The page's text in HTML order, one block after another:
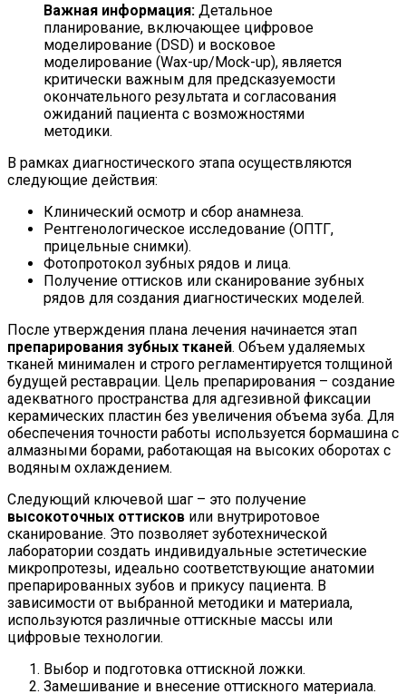
Важная информация: Детальное
планирование, включающее цифровое
моделирование (DSD) и восковое
моделирование (Wax-up/Mock-up), является
критически важным для предсказуемости
окончательного результата и согласования
ожиданий пациента с возможностями
методики.
В рамках диагностического этапа осуществляются
следующие действия:
Клинический осмотр и сбор анамнеза.
Рентгенологическое исследование (ОПТГ,
прицельные снимки).
Фотопротокол зубных рядов и лица.
Получение оттисков или сканирование зубных
рядов для создания диагностических моделей.
После утверждения плана лечения начинается этап
препарирования зубных тканей. Объем удаляемых
тканей минимален и строго регламентируется толщиной
будущей реставрации. Цель препарирования – создание
адекватного пространства для адгезивной фиксации
керамических пластин без увеличения объема зуба. Для
обеспечения точности работы используется бормашина с
алмазными борами, работающая на высоких оборотах с
водяным охлаждением.
Следующий ключевой шаг – это получение
высокоточных оттисков или внутриротовое
сканирование. Это позволяет зуботехнической
лаборатории создать индивидуальные эстетические
микропротезы, идеально соответствующие анатомии
препарированных зубов и прикусу пациента. В
зависимости от выбранной методики и материала,
используются различные оттискные массы или
цифровые технологии.
Выбор и подготовка оттискной ложки.
Замешивание и внесение оттискного материала.